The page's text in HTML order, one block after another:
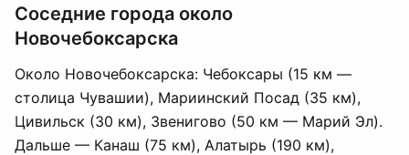
Соседние города около
Новочебоксарска
Около Новочебоксарска: Чебоксары (15 км —
столица Чувашии), Мариинский Посад (35 км),
Цивильск (30 км), Звенигово (50 км — Марий Эл).
Дальше — Канаш (75 км), Алатырь (190 км),